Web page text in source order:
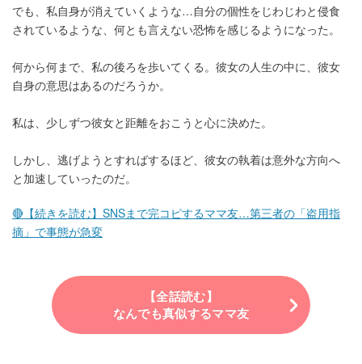
でも、私自身が消えていくような…自分の個性をじわじわと侵食
されているような、何とも言えない恐怖を感じるようになった。
何から何まで、私の後ろを歩いてくる。彼女の人生の中に、彼女
自身の意思はあるのだろうか。
私は、少しずつ彼女と距離をおこうと心に決めた。
しかし、逃げようとすればするほど、彼女の執着は意外な方向へ
と加速していったのだ。
🔴【続きを読む】SNSまで完コピするママ友…第三者の「盗用指
摘」で事態が急変
【全話読む】
なんでも真似するママ友